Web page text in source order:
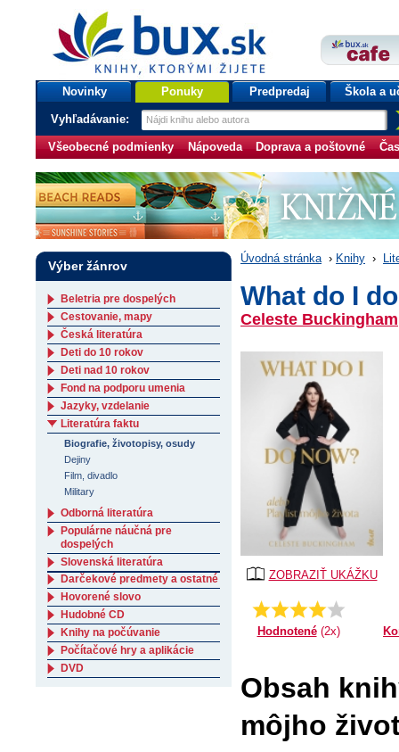
bux.sk
knihy, ktorými žijete
Úvodná stránka
Novinky Ponuky Predpredaj Škola a
Vyhľadávanie:
Všeobecné podmienky Nápoveda Doprava a poštovné
Úvodná stránka › Knihy ›
What do I
Celeste Buckingham
ZOBRAZIŤ UKÁŽKU
Priemer:
3.5
Hodnotené(2x)
Obsah
môjho
Výber žánrov
Beletria pre dospelých
Cestovanie, mapy
Česká literatúra
Deti do 10 rokov
Deti nad 10 rokov
Fond na podporu umenia
Jazyky, vzdelanie
Literatúra faktu
Biografie, životopisy, osudy
Dejiny
Film, divadlo
Military
Odborná literatúra
Populárne náučná pre
dospelých
Slovenská literatúra
Darčekové predmety a ostatné
Hovorené slovo
Hudobné CD
Knihy na počúvanie
Počítačové hry a aplikácie
DVD